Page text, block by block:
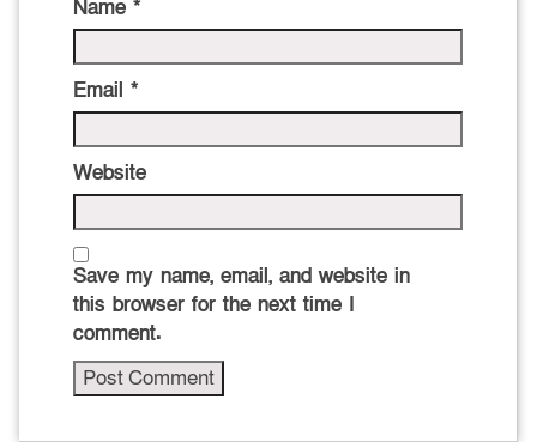
Name *
Email *
Website
Save my name, email, and website in
this browser for the next time I
comment.